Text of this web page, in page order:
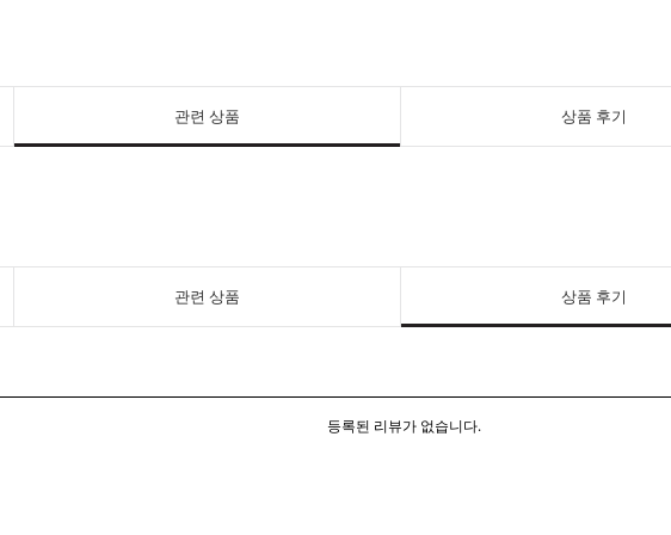
관련 상품 상품 후기
관련 상품 상품 후기
등록된 리뷰가 없습니다.